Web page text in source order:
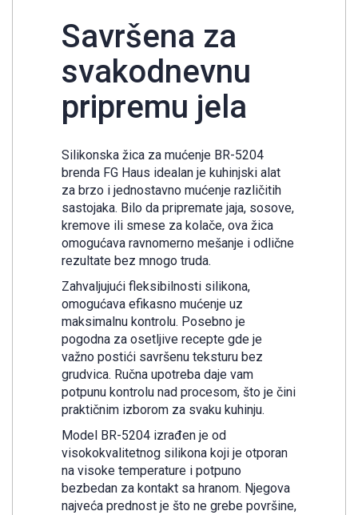
Savršena za
svakodnevnu
pripremu jela
Silikonska žica za mućenje BR-5204
brenda FG Haus idealan je kuhinjski alat
za brzo i jednostavno mućenje različitih
sastojaka. Bilo da pripremate jaja, sosove,
kremove ili smese za kolače, ova žica
omogućava ravnomerno mešanje i odlične
rezultate bez mnogo truda.
Zahvaljujući fleksibilnosti silikona,
omogućava efikasno mućenje uz
maksimalnu kontrolu. Posebno je
pogodna za osetljive recepte gde je
važno postići savršenu teksturu bez
grudvica. Ručna upotreba daje vam
potpunu kontrolu nad procesom, što je čini
praktičnim izborom za svaku kuhinju.
Model BR-5204 izrađen je od
visokokvalitetnog silikona koji je otporan
na visoke temperature i potpuno
bezbedan za kontakt sa hranom. Njegova
najveća prednost je što ne grebe površine,